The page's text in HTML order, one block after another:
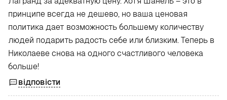
принципе всегда не дешево, но ваша ценовая
политика дает возможность большему количеству
людей подарить радость себе или близким. Теперь в
Николаеве снова на одного счастливого человека
больше!
відповісти